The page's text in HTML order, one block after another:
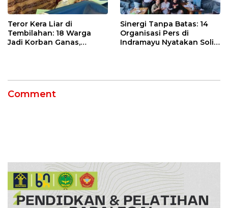
Teror Kera Liar di
Tembilahan: 18 Warga
Jadi Korban Ganas,
Sinergi Tanpa Batas: 14
Organisasi Pers di
Indramayu Nyatakan Solid
Comment